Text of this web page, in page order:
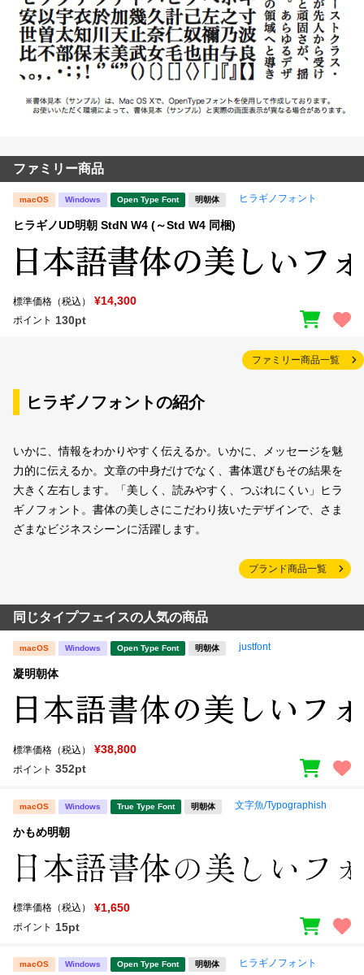
ファミリー商品
macOS Windows Open Type Font 明朝体 ヒラギノフォント
ヒラギノUD明朝 StdN W4 (～Std W4 同梱)
標準価格（税込） ¥14,300
ポイント 130pt
ファミリー商品一覧
ヒラギノフォントの紹介
いかに、情報をわかりやすく伝えるか。いかに、メッセージを魅
力的に伝えるか。文章の中身だけでなく、書体選びもその結果を
大きく左右します。「美しく、読みやすく、つぶれにくい」ヒラ
ギノフォント。書体の美しさにこだわり抜いたデザインで、さま
ざまなビジネスシーンに活躍します。
ブランド商品一覧
同じタイプフェイスの人気の商品
macOS Windows Open Type Font 明朝体 justfont
凝明朝体
標準価格（税込） ¥38,800
ポイント 352pt
macOS Windows True Type Font 明朝体 文字魚/Typographish
かもめ明朝
標準価格（税込） ¥1,650
ポイント 15pt
macOS Windows Open Type Font 明朝体 ヒラギノフォント